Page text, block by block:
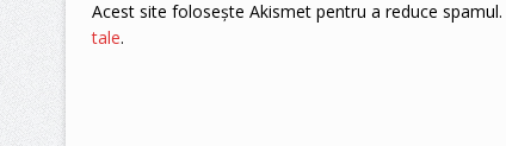
Acest site folosește Akismet pentru a reduce spamul.
tale.